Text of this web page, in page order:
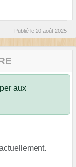
Publié le 20 août 2025
aux